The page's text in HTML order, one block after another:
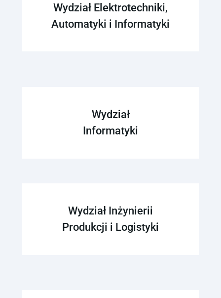
Wydział Elektrotechniki,
Automatyki i Informatyki
Wydział
Informatyki
Wydział Inżynierii
Produkcji i Logistyki